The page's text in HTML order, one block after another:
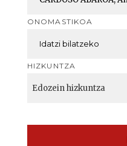
ONOMASTIKOA
HIZKUNTZA